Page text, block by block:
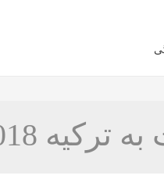
ترکیه 2018